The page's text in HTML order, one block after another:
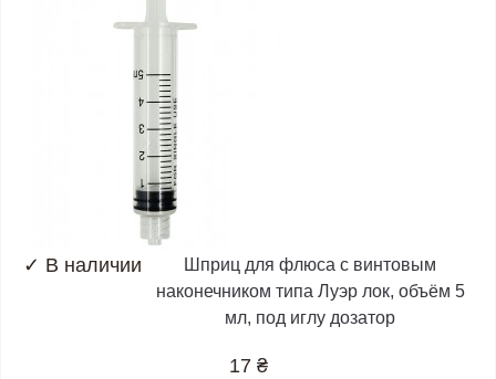
✓ В наличии
Шприц для флюса с винтовым
наконечником типа Луэр лок, объём 5
мл, под иглу дозатор
17 ₴